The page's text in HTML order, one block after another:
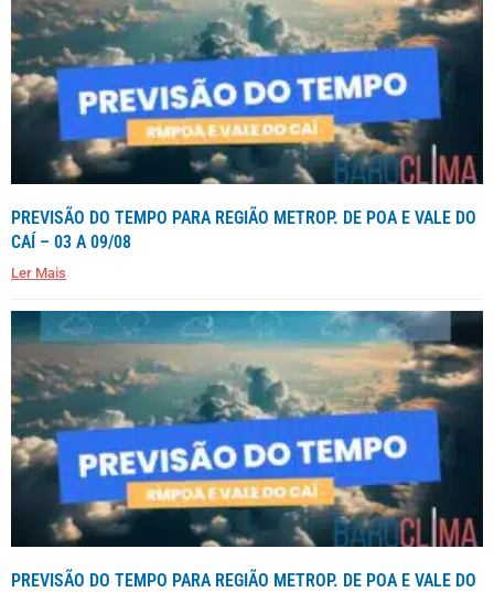
PREVISÃO DO TEMPO PARA REGIÃO METROP. DE POA E VALE DO
CAÍ – 03 A 09/08
Ler Mais
PREVISÃO DO TEMPO PARA REGIÃO METROP. DE POA E VALE DO